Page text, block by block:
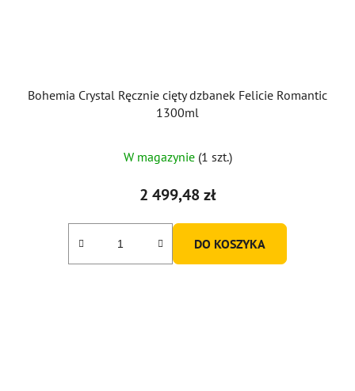
Bohemia Crystal Ręcznie cięty dzbanek Felicie Romantic
1300ml
W magazynie (1 szt.)
2 499,48 zł
DO KOSZYKA